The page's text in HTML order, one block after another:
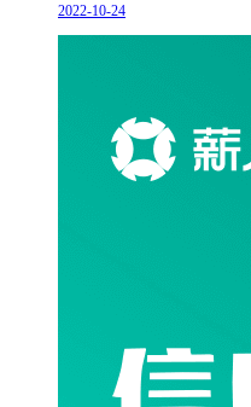
2022-10-24